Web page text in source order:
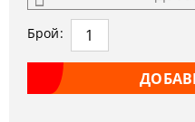
Брой: